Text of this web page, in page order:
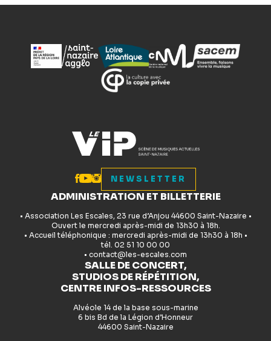
NEWSLETTER
ADMINISTRATION ET BILLETTERIE
• Association Les Escales, 23 rue d’Anjou 44600 Saint-Nazaire •
Ouvert le mercredi après-midi de 13h30 à 18h.
• Accueil téléphonique : mercredi après-midi de 13h30 à 18h •
tél. 02 51 10 00 00
• contact@les-escales.com
SALLE DE CONCERT,
STUDIOS DE RÉPÉTITION,
CENTRE INFOS-RESSOURCES
Alvéole 14 de la base sous-marine
6 bis Bd de la Légion d’Honneur
44600 Saint-Nazaire